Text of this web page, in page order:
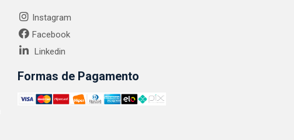
Instagram
Facebook
Linkedin
Formas de Pagamento